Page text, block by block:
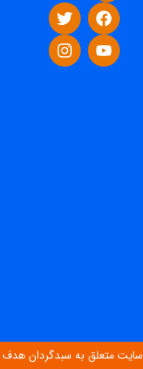
متعلق به سبدگردان